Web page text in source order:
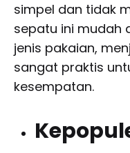
simpel dan tidak
sepatu ini mudah
jenis pakaian,
sangat praktis
kesempatan.